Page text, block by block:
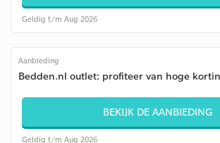
Geldig t/m Aug 2026
Aanbieding
Bedden.nl outlet: profiteer van hoge
BEKIJK DE AANBIEDING
Geldig t/m Aug 2026